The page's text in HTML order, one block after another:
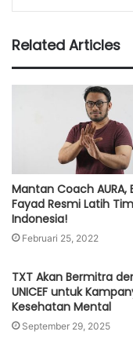
Related Articles
Mantan Coach AURA,
Fayad Resmi Latih
Indonesia!
Februari 25, 2022
TXT Akan Bermitra
UNICEF untuk
Kesehatan Mental
September 29, 2025